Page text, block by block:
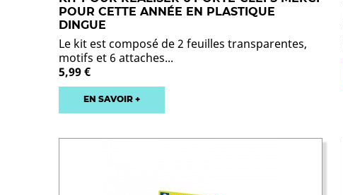
POUR CETTE ANNÉE EN PLASTIQUE
DINGUE
Le kit est composé de 2 feuilles transparentes,
motifs et 6 attaches...
5,99 €
EN SAVOIR +